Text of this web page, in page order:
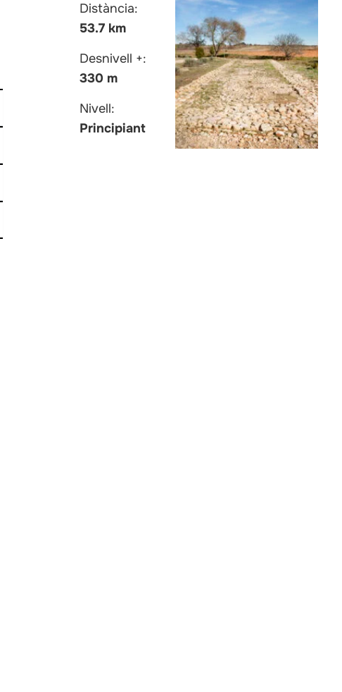
Distància:
53.7 km
Desnivell +:
330 m
Nivell:
Principiant